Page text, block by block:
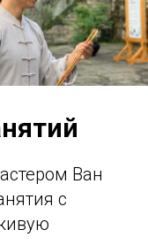
Ван
с